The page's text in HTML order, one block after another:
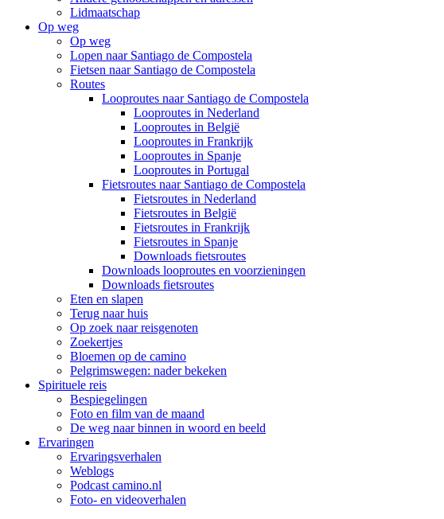
Lidmaatschap
Op weg
Op weg
Lopen naar Santiago de Compostela
Fietsen naar Santiago de Compostela
Routes
Looproutes naar Santiago de Compostela
Looproutes in Nederland
Looproutes in België
Looproutes in Frankrijk
Looproutes in Spanje
Looproutes in Portugal
Fietsroutes naar Santiago de Compostela
Fietsroutes in Nederland
Fietsroutes in België
Fietsroutes in Frankrijk
Fietsroutes in Spanje
Downloads fietsroutes
Downloads looproutes en voorzieningen
Downloads fietsroutes
Eten en slapen
Terug naar huis
Op zoek naar reisgenoten
Zoekertjes
Bloemen op de camino
Pelgrimswegen: nader bekeken
Spirituele reis
Bespiegelingen
Foto en film van de maand
De weg naar binnen in woord en beeld
Ervaringen
Ervaringsverhalen
Weblogs
Podcast camino.nl
Foto- en videoverhalen